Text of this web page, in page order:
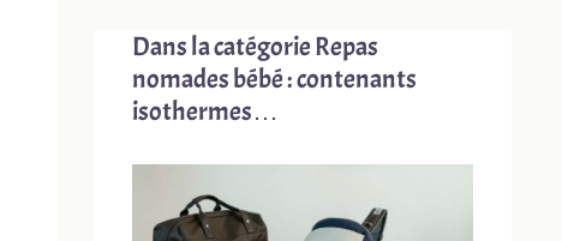
r
Dans la catégorie Repas
nomades bébé : contenants
isothermes…